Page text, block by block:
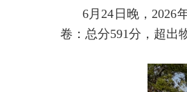
6月24日晚，2026
卷：总分591分，超出